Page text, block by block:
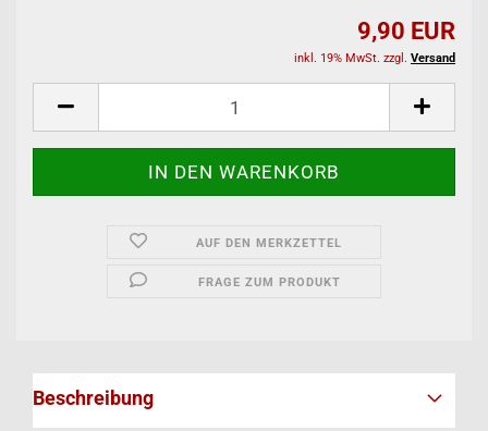
9,90 EUR
inkl. 19% MwSt. zzgl. Versand
AUF DEN MERKZETTEL
FRAGE ZUM PRODUKT
Beschreibung